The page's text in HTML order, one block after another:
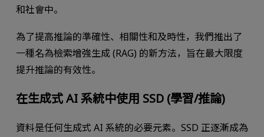
和社會中。
為了提高推論的準確性、相關性和及時性，我們推出了
一種名為檢索增強生成 (RAG) 的新方法，旨在最大限度
提升推論的有效性。
在生成式 AI 系統中使用 SSD (學習/推論)
資料是任何生成式 AI 系統的必要元素。SSD 正逐漸成為